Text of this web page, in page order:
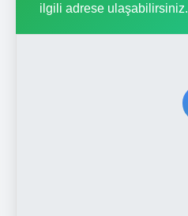
ilgili adrese ulaşabilirsiniz.